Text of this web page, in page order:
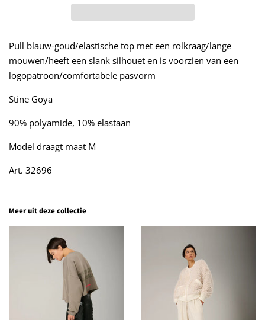
Pull blauw-goud/elastische top met een rolkraag/lange
mouwen/heeft een slank silhouet en is voorzien van een
logopatroon/comfortabele pasvorm
Stine Goya
90% polyamide, 10% elastaan
Model draagt maat M
Art. 32696
Meer uit deze collectie